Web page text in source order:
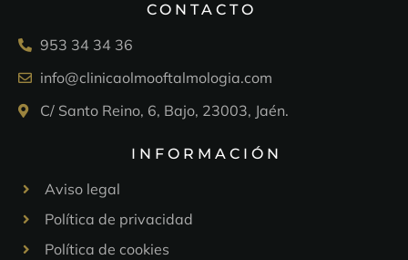
CONTACTO
953 34 34 36
info@clinicaolmooftalmologia.com
C/ Santo Reino, 6, Bajo, 23003, Jaén.
INFORMACIÓN
Aviso legal
Política de privacidad
Política de cookies